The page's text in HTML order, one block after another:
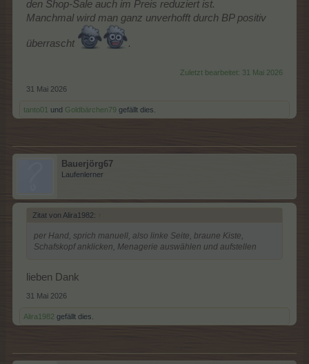
den Shop-Sale auch im Preis reduziert ist.
Manchmal wird man ganz unverhofft durch BP positiv
überrascht .
Zuletzt bearbeitet: 31 Mai 2026
31 Mai 2026
tanto01 und Goldbärchen79 gefällt dies.
Bauerjörg67
Laufenlerner
Zitat von Alira1982: ↑
per Hand, sprich manuell, also linke Seite, braune Kiste,
Schafskopf anklicken, Menagerie auswählen und aufstellen
lieben Dank
31 Mai 2026
Alira1982 gefällt dies.